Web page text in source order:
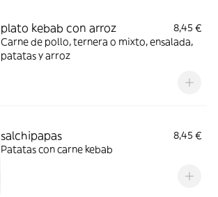
plato kebab con arroz
8,45 €
Carne de pollo, ternera o mixto, ensalada,
patatas y arroz
salchipapas
8,45 €
Patatas con carne kebab